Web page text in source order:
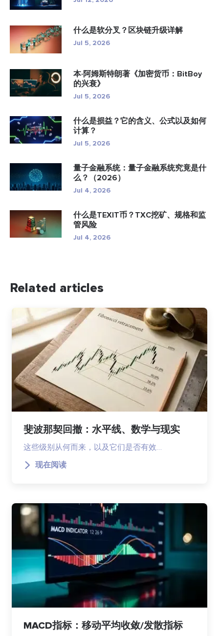
什么是软分叉？区块链升级详解
Jul 5, 2026
本·阿姆斯特朗著《加密货币：BitBoy
的兴衰》
Jul 5, 2026
什么是损益？它的含义、公式以及如何
计算？
Jul 5, 2026
量子金融系统：量子金融系统究竟是什
么？（2026）
Jul 4, 2026
什么是TEXIT币？TXC挖矿、规格和监
管风险
Jul 4, 2026
Related articles
斐波那契回撤：水平线、数学与现实
这些级别从何而来，以及它们是否有效…
现在阅读
MACD指标：移动平均收敛/发散指标